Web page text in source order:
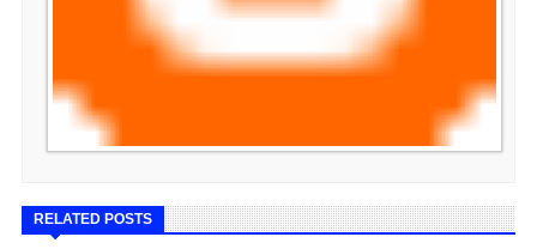
RELATED POSTS